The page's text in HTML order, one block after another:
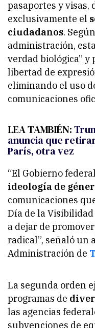
pasaportes y visas,
exclusivamente el
ciudadanos.
administración,
verdad biológica” y
libertad de
eliminando el uso
comunicaciones
LEA TAMBIÉN:
anuncia que
París, otra vez
“El Gobierno
ideología de
comunicaciones
Día de la
a dejar de
radical”, señaló un
Administración de
La segunda orden
programas de
las agencias
subvenciones de